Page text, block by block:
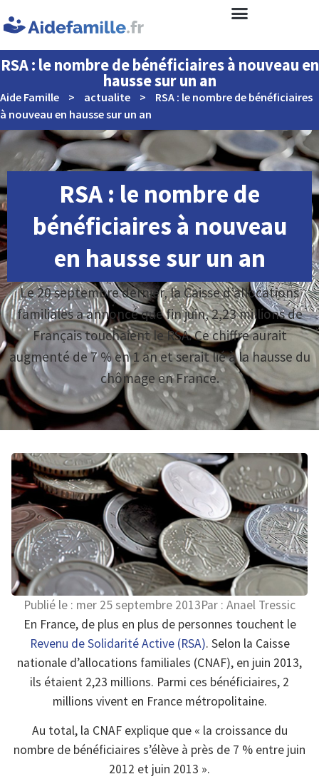
RSA : le nombre de bénéficiaires à nouveau en
hausse sur un an
Aide Famille > actualite >
RSA : le nombre de bénéficiaires
à nouveau en hausse sur un an
RSA : le nombre de
bénéficiaires à nouveau
en hausse sur un an
Le 20 septembre dernier, la Caisse d’allocations
familiales a annoncé que fin juin, 2,23 millions de
Français touchaient le RSA. Ce chiffre aurait
augmenté de 7 % en 1 an et serait lié à la hausse du
chômage en France.
Publié le : mer 25 septembre 2013Par : Anael Tressic
En France, de plus en plus de personnes touchent le
Revenu de Solidarité Active (RSA). Selon la Caisse
nationale d’allocations familiales (CNAF), en juin 2013,
ils étaient 2,23 millions. Parmi ces bénéficiaires, 2
millions vivent en France métropolitaine.
Au total, la CNAF explique que « la croissance du
nombre de bénéficiaires s’élève à près de 7 % entre juin
2012 et juin 2013 ».